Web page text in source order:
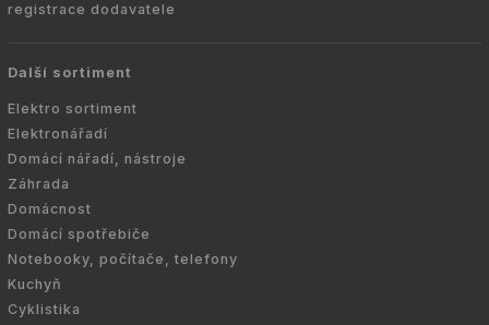
registrace dodavatele
Další sortiment
Elektro sortiment
Elektronářadí
Domácí nářadí, nástroje
Záhrada
Domácnost
Domácí spotřebiče
Notebooky, počítače, telefony
Kuchyň
Cyklistika